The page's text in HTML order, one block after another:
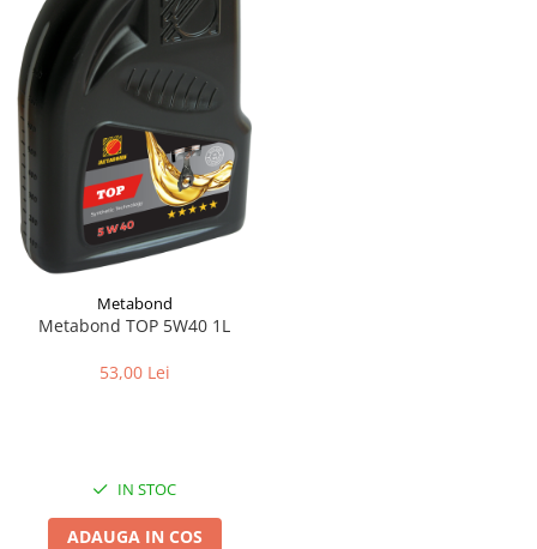
Metabond
Metabond TOP 5W40 1L
53,00 Lei
IN STOC
ADAUGA IN COS